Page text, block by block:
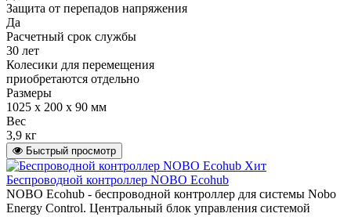
Защита от перепадов напряжения
Да
Расчетный срок службы
30 лет
Колесики для перемещения
приобретаются отдельно
Размеры
1025 x 200 x 90 мм
Вес
3,9 кг
Быстрый просмотр
Хит
Беспроводной контроллер NOBO Ecohub
NOBO Ecohub - беспроводной контроллер для системы Nobo
Energy Control. Центральный блок управления системой